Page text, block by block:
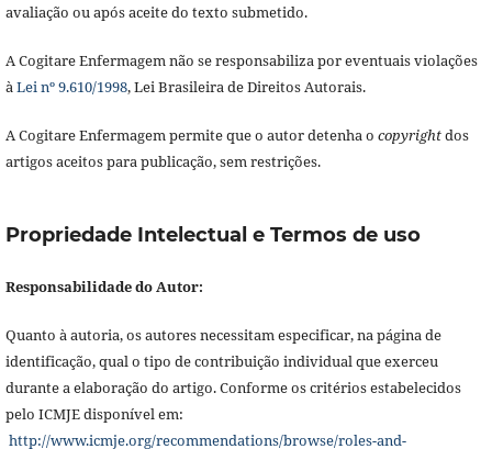
avaliação ou após aceite do texto submetido.
A Cogitare Enfermagem não se responsabiliza por eventuais violações
àLei nº 9.610/1998, Lei Brasileira de Direitos Autorais.
A Cogitare Enfermagem permite que o autor detenha o copyrightdos
artigos aceitos para publicação, sem restrições.
Propriedade Intelectual e Termos de uso
Responsabilidade do Autor:
Quanto à autoria, os autores necessitam especificar, na página de
identificação, qual o tipo de contribuição individual que exerceu
durante a elaboração do artigo. Conforme os critérios estabelecidos
pelo ICMJE disponível em:
http://www.icmje.org/recommendations/browse/roles-and-